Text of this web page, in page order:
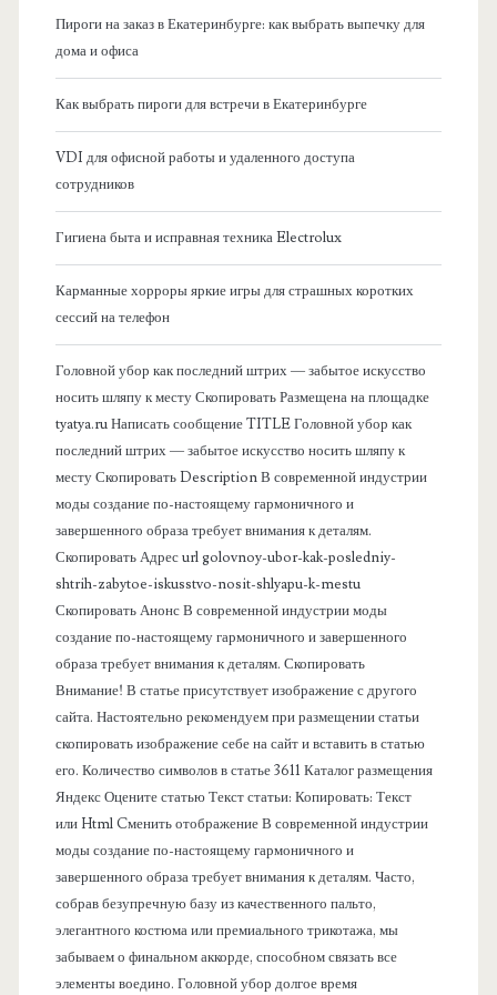
Пироги на заказ в Екатеринбурге: как выбрать выпечку для
дома и офиса
Как выбрать пироги для встречи в Екатеринбурге
VDI для офисной работы и удаленного доступа
сотрудников
Гигиена быта и исправная техника Electrolux
Карманные хорроры яркие игры для страшных коротких
сессий на телефон
Головной убор как последний штрих — забытое искусство
носить шляпу к месту Скопировать Размещена на площадке
tyatya.ru Написать сообщение TITLE Головной убор как
последний штрих — забытое искусство носить шляпу к
месту Скопировать Description В современной индустрии
моды создание по-настоящему гармоничного и
завершенного образа требует внимания к деталям.
Скопировать Адрес url golovnoy-ubor-kak-posledniy-
shtrih-zabytoe-iskusstvo-nosit-shlyapu-k-mestu
Скопировать Анонс В современной индустрии моды
создание по-настоящему гармоничного и завершенного
образа требует внимания к деталям. Скопировать
Внимание! В статье присутствует изображение с другого
сайта. Настоятельно рекомендуем при размещении статьи
скопировать изображение себе на сайт и вставить в статью
его. Количество символов в статье 3611 Каталог размещения
Яндекс Оцените статью Текст статьи: Копировать: Текст
или Html Cменить отображение В современной индустрии
моды создание по-настоящему гармоничного и
завершенного образа требует внимания к деталям. Часто,
собрав безупречную базу из качественного пальто,
элегантного костюма или премиального трикотажа, мы
забываем о финальном аккорде, способном связать все
элементы воедино. Головной убор долгое время